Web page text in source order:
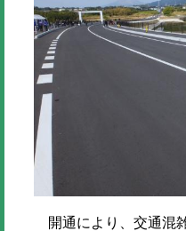
開通により、交通混